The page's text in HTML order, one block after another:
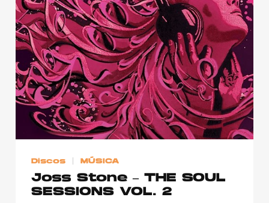
Discos MÚSICA
Joss Stone – THE SOUL
SESSIONS VOL. 2